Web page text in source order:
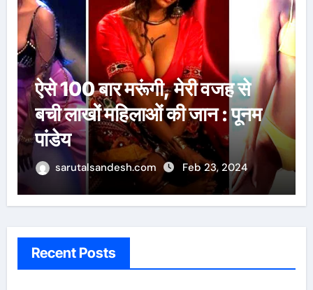
फ्लाईबोर्डिंग का लेना है मजा, तो भारत
में इन जगहों को करें एक्सप्लोर
sarutalsandesh.com Feb 23, 2024
Recent Posts